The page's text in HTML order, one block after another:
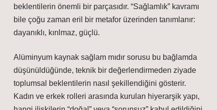
beklentilerin önemli bir parçasıdır. “Sağlamlık” kavramı
bile çoğu zaman eril bir metafor üzerinden tanımlanır:
dayanıklı, kırılmaz, güçlü.
Alüminyum kaynak sağlam mıdır sorusu bu bağlamda
düşünüldüğünde, teknik bir değerlendirmeden ziyade
toplumsal beklentilerin nasıl şekillendiğini gösterir.
Kadın ve erkek rolleri arasında kurulan hiyerarşik yapı,